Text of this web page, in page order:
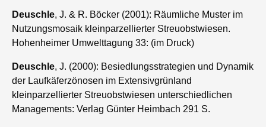
Deuschle, J. & R. Böcker (2001): Räumliche Muster im
Nutzungsmosaik kleinparzellierter Streuobstwiesen.
Hohenheimer Umwelttagung 33: (im Druck)
Deuschle, J. (2000): Besiedlungsstrategien und Dynamik
der Laufkäferzönosen im Extensivgrünland
kleinparzellierter Streuobstwiesen unterschiedlichen
Managements: Verlag Günter Heimbach 291 S.